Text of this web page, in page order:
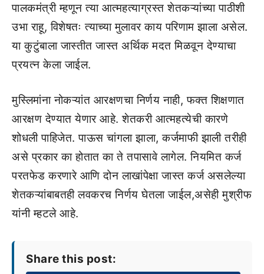
पालकमंत्री म्हणून त्या आत्महत्याग्रस्त शेतकऱ्यांच्या पाठीशी
उभा राहू, विशेषतः त्याच्या मुलावर काय परिणाम झाला असेल.
या कुटुंबाला जास्तीत जास्त अर्थिक मदत मिळवून देण्याचा
प्रयत्न केला जाईल.
मुस्लिमांना नोकऱ्यांत आरक्षणचा निर्णय नाही, फक्त शिक्षणात
आरक्षण देण्यात येणार आहे. शेतकरी आत्महत्येची कारणे
शोधली पाहिजेत. पाऊस चांगला झाला, कर्जमाफी झाली तरीही
असे प्रकार का होतात का ते तपासावे लागेल. नियमित कर्ज
परतफेड करणारे आणि दोन लाखांपेक्षा जास्त कर्ज असलेल्या
शेतकऱ्यांबाबतही लवकरच निर्णय घेतला जाईल,असेही मुश्रीफ
यांनी म्हटले आहे.
Share this post: